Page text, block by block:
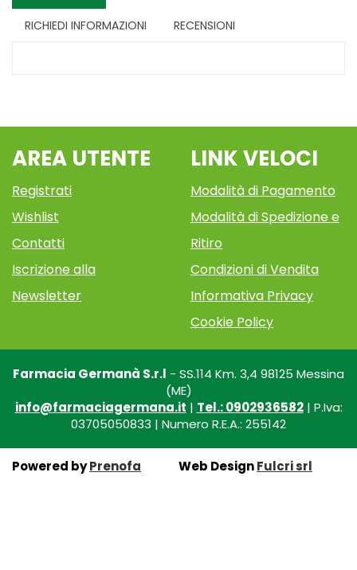
RICHIEDI INFORMAZIONI RECENSIONI
AREA UTENTE
Registrati
Wishlist
Contatti
Iscrizione alla
Newsletter
LINK VELOCI
Modalità di Pagamento
Modalità di Spedizione e
Ritiro
Condizioni di Vendita
Informativa Privacy
Cookie Policy
Farmacia Germanà S.r.l - SS.114 Km. 3,4 98125 Messina
(ME)
info@farmaciagermana.it | Tel.: 0902936582| P.Iva:
03705050833 | Numero R.E.A.: 255142
Powered byPrenofa Web DesignFulcri srl